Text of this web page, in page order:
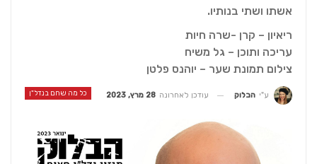
אשתו ושתי בנותיו.
ריאיון – קרן -שרה חיות
עריכה ותוכן – גל משיח
צילום תמונת שער – יוהנס פלטן
כל מה שחם בנדל"ן ע"י הבלוק עודכן לאחרונה 28 מרץ, 2023